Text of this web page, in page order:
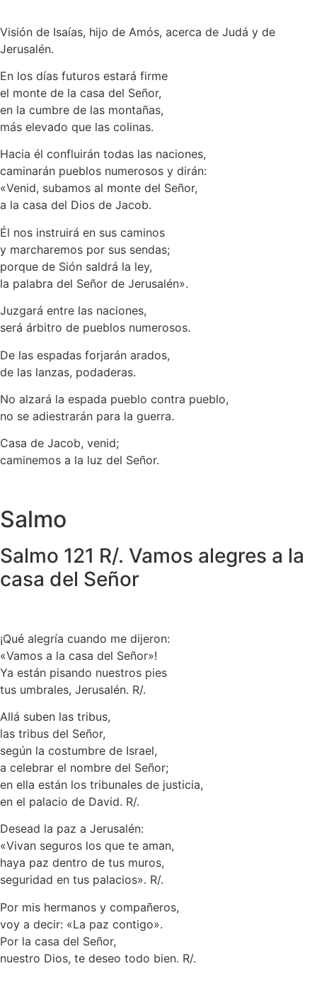
Visión de Isaías, hijo de Amós, acerca de Judá y de
Jerusalén.
En los días futuros estará firme
el monte de la casa del Señor,
en la cumbre de las montañas,
más elevado que las colinas.
Hacia él confluirán todas las naciones,
caminarán pueblos numerosos y dirán:
«Venid, subamos al monte del Señor,
a la casa del Dios de Jacob.
Él nos instruirá en sus caminos
y marcharemos por sus sendas;
porque de Sión saldrá la ley,
la palabra del Señor de Jerusalén».
Juzgará entre las naciones,
será árbitro de pueblos numerosos.
De las espadas forjarán arados,
de las lanzas, podaderas.
No alzará la espada pueblo contra pueblo,
no se adiestrarán para la guerra.
Casa de Jacob, venid;
caminemos a la luz del Señor.
Salmo
Salmo 121 R/. Vamos alegres a la
casa del Señor
¡Qué alegría cuando me dijeron:
«Vamos a la casa del Señor»!
Ya están pisando nuestros pies
tus umbrales, Jerusalén. R/.
Allá suben las tribus,
las tribus del Señor,
según la costumbre de Israel,
a celebrar el nombre del Señor;
en ella están los tribunales de justicia,
en el palacio de David. R/.
Desead la paz a Jerusalén:
«Vivan seguros los que te aman,
haya paz dentro de tus muros,
seguridad en tus palacios». R/.
Por mis hermanos y compañeros,
voy a decir: «La paz contigo».
Por la casa del Señor,
nuestro Dios, te deseo todo bien. R/.